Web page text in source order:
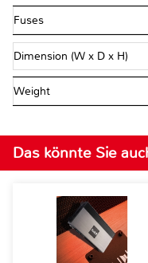
Fuses
Dimension (W x D x H)
Weight
Das könnte Sie